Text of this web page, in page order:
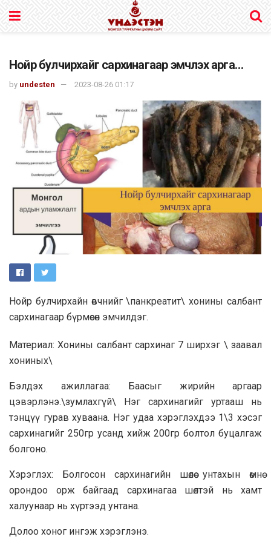
Нойр булчирхайг сархинагаар эмчлэх арга…
by undesten 2023-08-26 01:17
Нойр булчирхайн өвчнийг \панкреатит\ хонины салбант
сархинагаар бүрмөсөн эмчилдэг.
Материал: Хонины салбант сархинаг 7 ширхэг \ заавал
хониных\
Бэлдэх ажиллагаа: Баасыг жирийн аргаар
цэвэрлэнэ.\зумлахгүй\ Нэг сархинагийг уртааш нь
тэнцүү гурав хуваана. Нэг удаа хэрэглэхдээ 1\3 хэсэг
сархинагийг 250гр усанд хийж 200гр болтол буцалгаж
болгоно.
Хэрэглэх: Болгосон сархинагийн шөлөө унтахын өмнө
орондоо орж байгаад сархинагаа шөлтэй нь хамт
халуунаар нь хүртээд унтана.
Долоо хоног ингэж хэрэглэнэ.